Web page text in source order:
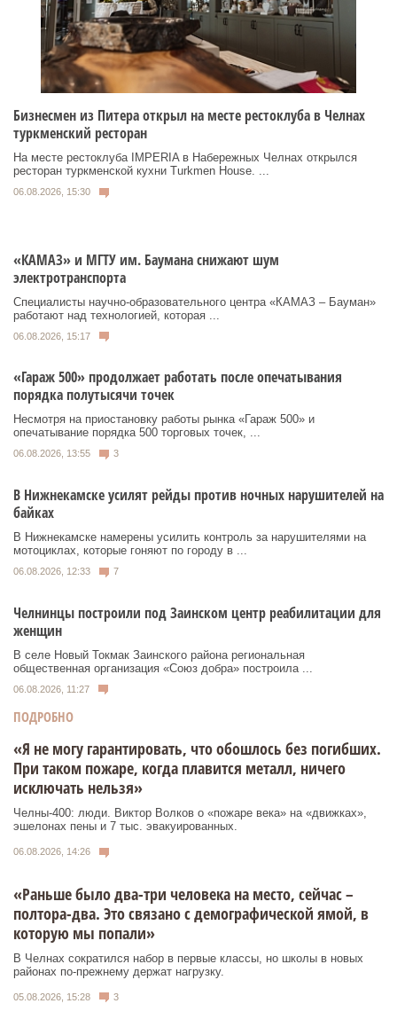
Бизнесмен из Питера открыл на месте рестоклуба в Челнах
туркменский ресторан
На месте рестоклуба IMPERIA в Набережных Челнах открылся
ресторан туркменской кухни Turkmen House. ...
06.08.2026, 15:30
«КАМАЗ» и МГТУ им. Баумана снижают шум
электротранспорта
Специалисты научно-образовательного центра «КАМАЗ – Бауман»
работают над технологией, которая ...
06.08.2026, 15:17
«Гараж 500» продолжает работать после опечатывания
порядка полутысячи точек
Несмотря на приостановку работы рынка «Гараж 500» и
опечатывание порядка 500 торговых точек, ...
06.08.2026, 13:55 3
В Нижнекамске усилят рейды против ночных нарушителей на
байках
В Нижнекамске намерены усилить контроль за нарушителями на
мотоциклах, которые гоняют по городу в ...
06.08.2026, 12:33 7
Челнинцы построили под Заинском центр реабилитации для
женщин
В селе Новый Токмак Заинского района региональная
общественная организация «Союз добра» построила ...
06.08.2026, 11:27
ПОДРОБНО
«Я не могу гарантировать, что обошлось без погибших.
При таком пожаре, когда плавится металл, ничего
исключать нельзя»
Челны-400: люди. Виктор Волков о «пожаре века» на «движках»,
эшелонах пены и 7 тыс. эвакуированных.
06.08.2026, 14:26
«Раньше было два-три человека на место, сейчас –
полтора-два. Это связано с демографической ямой, в
которую мы попали»
В Челнах сократился набор в первые классы, но школы в новых
районах по-прежнему держат нагрузку.
05.08.2026, 15:28 3